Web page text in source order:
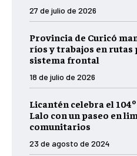
27 de julio de 2026
Provincia de Curicó
ríos y trabajos en rutas
sistema frontal
18 de julio de 2026
Licantén celebra el
Lalo con un paseo en
comunitarios
23 de agosto de 2024